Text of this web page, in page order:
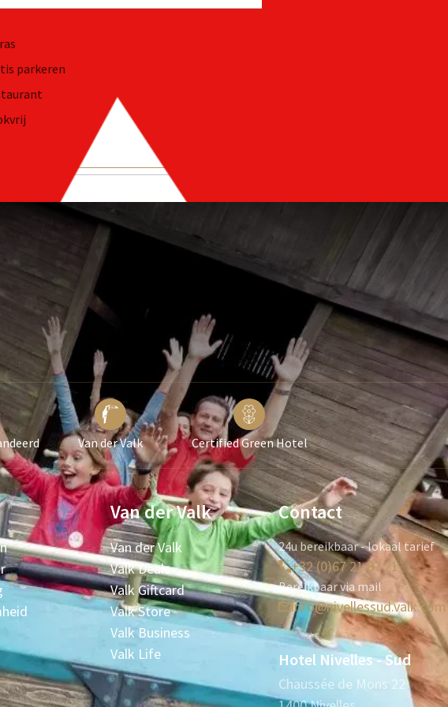
parkeren
Of dit arrangement geboekt kan
Van der Valk Certified Green Hotel
Van der Valk
Van der Valk
Valk Deals
Valk Giftcard
Valk Store
Valk Business
Valk Life
Contact
24u bereikbaar - lokaal tarief
+32 (0)67 21 87 21
Bereikbaar via mail
info@nivellessud.valk.com
Hotel Nivelles - Sud
Chaussée de Mons 22